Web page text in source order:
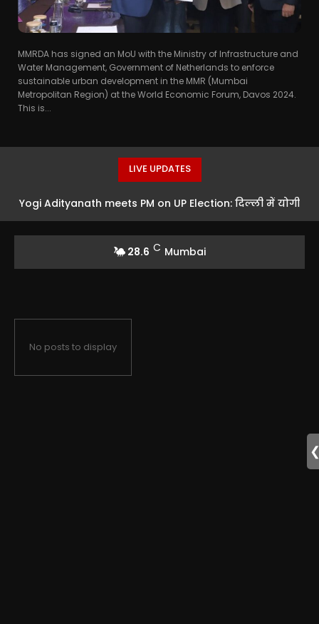
MMRDA has signed an MoU with the Ministry of Infrastructure and
Water Management, Government of Netherlands to enforce
sustainable urban development in the MMR (Mumbai
Metropolitan Region) at the World Economic Forum, Davos 2024.
This is...
LIVE UPDATES
Yogi Adityanath meets PM on UP Election: दिल्ली में योगी
सियासत में...
28.6 C Mumbai
No posts to display